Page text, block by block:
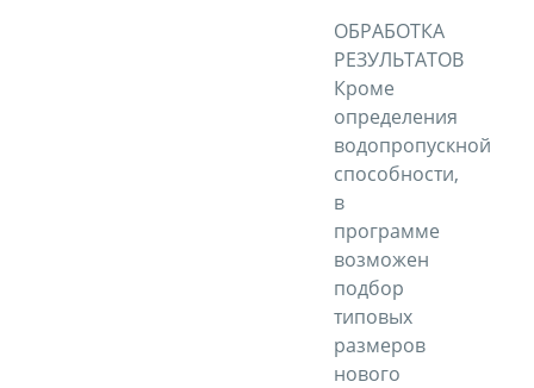
ОБРАБОТКА
РЕЗУЛЬТАТОВ
Кроме
определения
водопропускной
способности,
в
программе
возможен
подбор
типовых
размеров
нового